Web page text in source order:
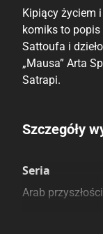
Kipiący życiem
komiks to
Sattoufa i
„Mausa” Arta
Satrapi.
Porównaj
Szczegóły
Seria
Arab przyszłości